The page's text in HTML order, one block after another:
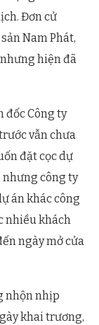
Đơn cử
Nam Phát,
hiện đã
đốc Công ty
vẫn chưa
đặt cọc dự
nhưng công ty
án khác công
nhiều khách
ngày mở cửa
nhộn nhịp
khai trương,